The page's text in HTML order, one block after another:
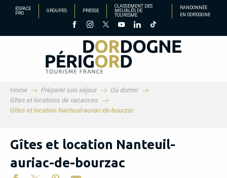
AllerESPACE
PRO
GROUPES PRESSE
CLASSEMENT DES
MEUBLÉS DE
TOURISME
RANDONNÉE
EN DORDOGNE
Home Préparer son séjour
Où dormir
Gîtes et locations de vacances
Gîtes et location Nanteuil-auriac-de-bourzac
Gîtes et location Nanteuil-
auriac-de-bourzac